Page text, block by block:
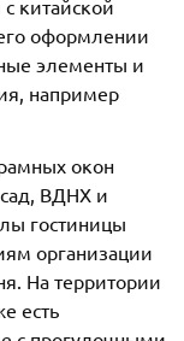
китайской
оформлении
элементы и
например
окон
ВДНХ и
гостиницы
организации
На территории
есть